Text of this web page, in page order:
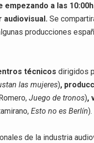
empezando a las
Se
producciones
técnicos dirigidos
las mujeres),
Juego de tronos),
Esto no es Berlín).
de la industria